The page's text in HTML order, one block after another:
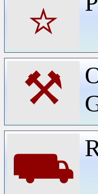
⭐
⚒
⛟